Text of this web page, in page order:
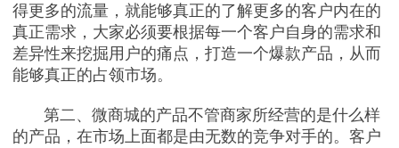
得更多的流量，就能够真正的了解更多的客户内在的
真正需求，大家必须要根据每一个客户自身的需求和
差异性来挖掘用户的痛点，打造一个爆款产品，从而
能够真正的占领市场。
第二、微商城的产品不管商家所经营的是什么样
的产品，在市场上面都是由无数的竞争对手的。客户